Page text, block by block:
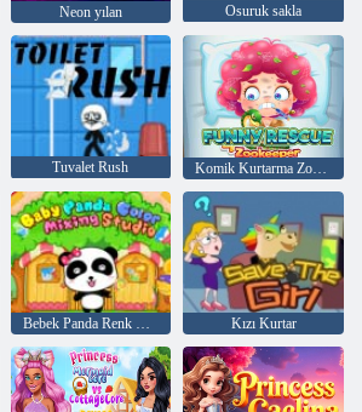
Neon yılan Osuruk sakla
Tuvalet Rush Komik Kurtarma Zookeeper
Kızı Kurtar